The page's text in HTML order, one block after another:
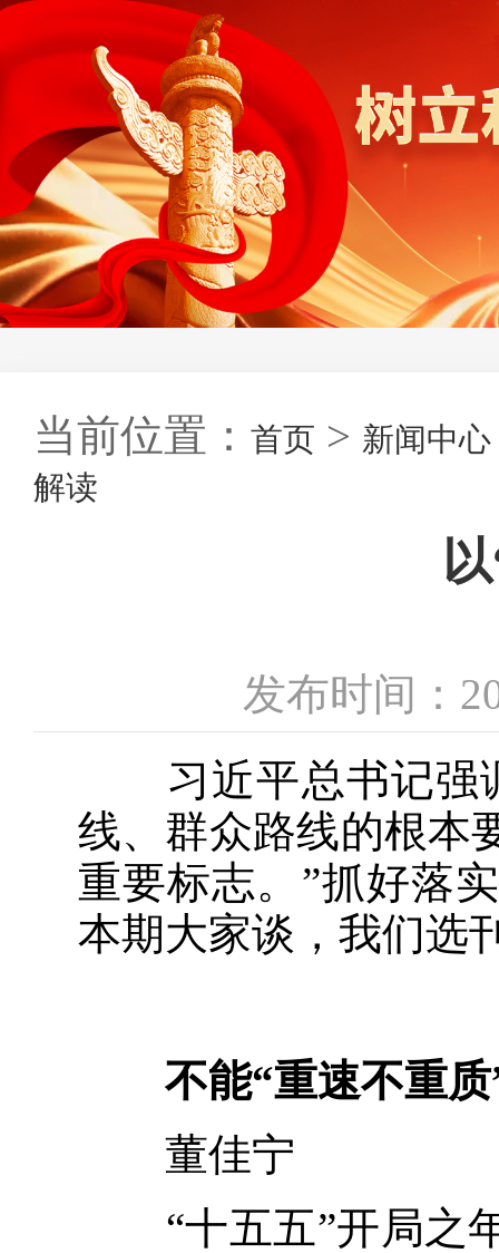
当前位置： 首页 > 新闻中心
解读
发布时间：
习近平总书记强调
线、群众路线的根本
重要标志。”抓好落
本期大家谈，我们选
不能“重速不重质
董佳宁
“十五五”开局之年